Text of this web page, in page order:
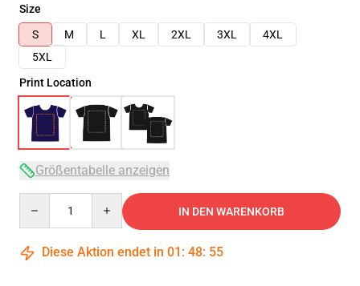
Size
S
M L XL 2XL 3XL
4XL
5XL
Print Location
Größentabelle anzeigen
IN DEN WARENKORB
Diese Aktion endet in 01 : 48: 54